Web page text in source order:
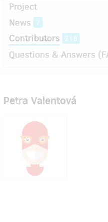
Project
News
7
Contributors 218
Questions & Answers
Petra Valentová